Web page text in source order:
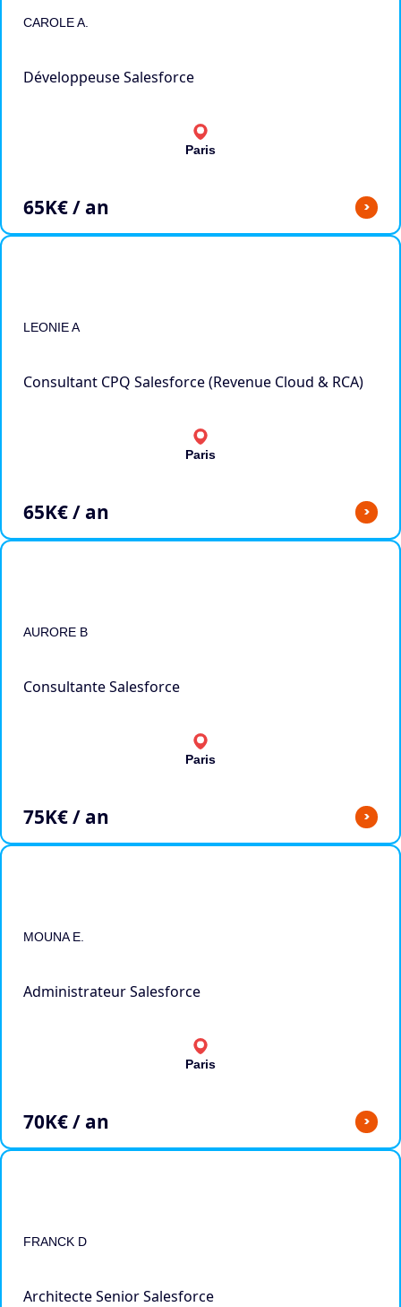
CAROLE A.
Développeuse Salesforce
Paris
65K€ / an >
LEONIE A
Consultant CPQ Salesforce (Revenue Cloud & RCA)
Paris
65K€ / an >
AURORE B
Consultante Salesforce
Paris
75K€ / an >
MOUNA E.
Administrateur Salesforce
Paris
70K€ / an >
FRANCK D
Architecte Senior Salesforce